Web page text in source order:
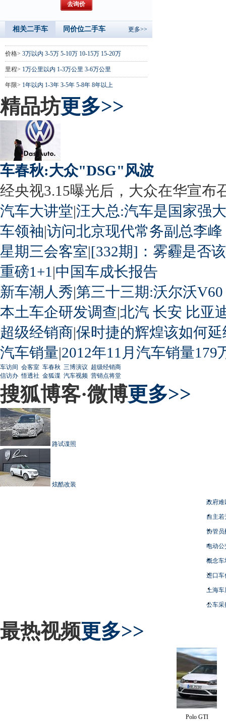
相关二手车 同价位二手车 更多>>
价格> 3万以内 3-5万 5-10万 10-15万 15-20万
里程> 1万公里以内 1-3万公里 3-6万公里
年限> 1年以内 1-3年 3-5年 5-8年 8年以上
精品坊更多>>
车春秋:大众"DSG"风波
经央视3.15曝光后，大众在华宣布
汽车大讲堂|汪大总:汽车是国家强
车领袖|访问北京现代常务副总李峰
星期三会客室|[332期]：雾霾是否
重磅1+1 |中国车成长报告
新车潮人秀|第三十三期:沃尔沃
本土车企研发调查|北汽 长安 比亚
超级经销商|保时捷的辉煌该如何延
汽车销量|2012年11月汽车销量179
车访间 会客室 车春秋 三博演议 超级经销商
信访办 悟透社 金狐谍 汽车视频 营销点将堂
搜狐博客·微博更多>>
路试谍照
炫酷改装
政府难
自主
协管员
电动
概念车
进口车
上海
公车采
最热视频更多>>
Polo GTI